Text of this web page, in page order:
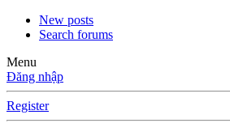
New posts
Search forums
Menu
Đăng nhập
Register